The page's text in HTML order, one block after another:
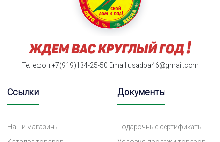
Телефон:+7(919)134-25-50 Email:usadba46@gmail.com
Ссылки
Наши магазины
Документы
Подарочные сертификаты